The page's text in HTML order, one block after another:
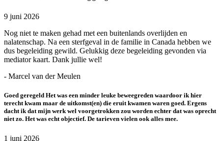
9 juni 2026
Nog niet te maken gehad met een buitenlands overlijden en
nalatenschap. Na een sterfgeval in de familie in Canada hebben we
dus begeleiding gewild. Gelukkig deze begeleiding gevonden via
mediator kaart. Dank jullie wel!
- Marcel van der Meulen
Goed geregeld Het was een minder leuke beweegreden waardoor ik hier
terecht kwam maar de uitkomst(en) die eruit kwamen waren goed. Ergens
dacht ik dat mijn werk wel voorgetrokken zou worden echter dat was oprecht
niet zo. Het was echt objectief. De tarieven vielen ook alles mee.
1 juni 2026